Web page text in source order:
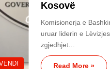
Kosovë
Komisionerja e
uruar liderin e
zgjedhjet…
Read More »